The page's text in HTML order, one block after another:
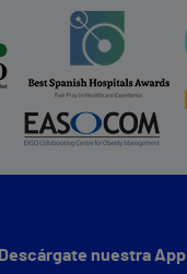
Descárgate nuestra App